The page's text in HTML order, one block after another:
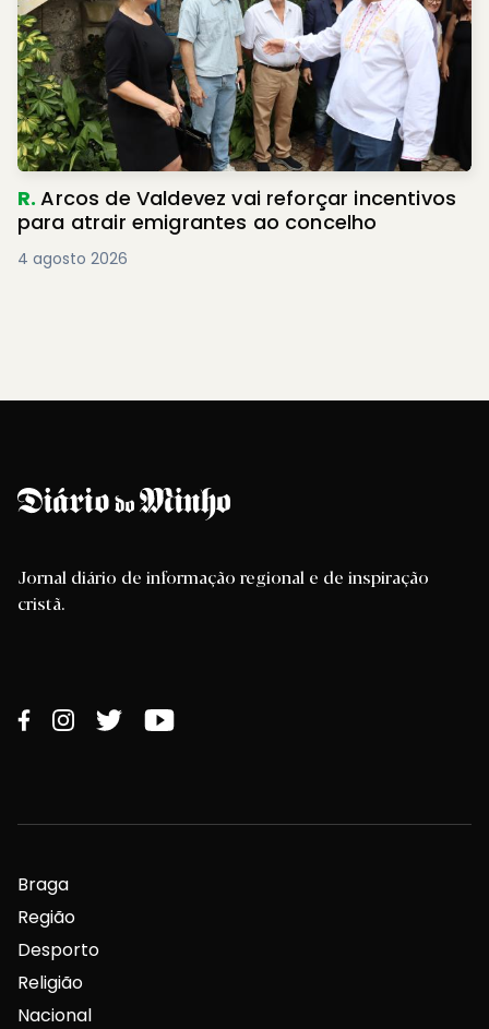
R.Arcos de Valdevez vai reforçar incentivos
para atrair emigrantes ao concelho
4 agosto 2026
Jornal diário de informação regional e de inspiração
cristã.
Braga
Região
Desporto
Religião
Nacional